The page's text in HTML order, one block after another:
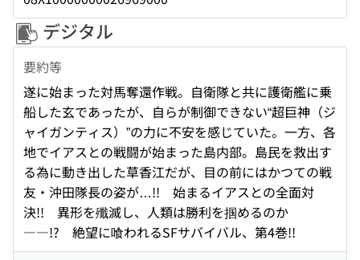
デジタル
要約等
遂に始まった対馬奪還作戦。自衛隊と共に護衛艦に乗
船した玄であったが、自らが制御できない“超巨神（ジ
ャイガンティス）”の力に不安を感じていた。一方、各
地でイアスとの戦闘が始まった島内部。島民を救出す
る為に動き出した草香江だが、目の前にはかつての戦
友・沖田隊長の姿が…!! 始まるイアスとの全面対
決!! 異形を殲滅し、人類は勝利を掴めるのか
――!? 絶望に喰われるSFサバイバル、第4巻!!